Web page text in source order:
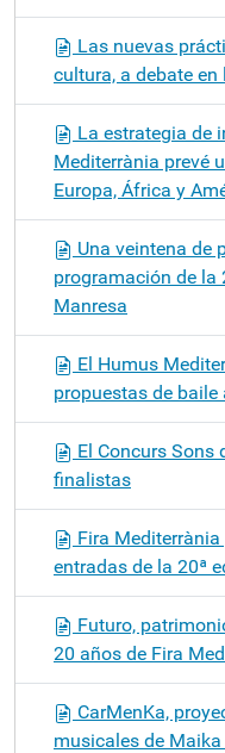
Las nuevas
cultura, a debate
La estrategia de
Mediterrània prevé
Europa, África y
Una veintena de
programación de la
Manresa
El Humus
propuestas de baile
El Concurs Sons
finalistas
Fira
entradas de la 20ª
Futuro,
20 años de Fira
CarMenKa,
musicales de